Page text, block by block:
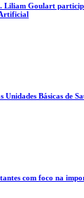
Liliam Goulart
Básicas de
com foco na